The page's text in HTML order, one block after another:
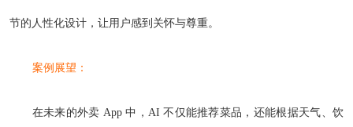
节的人性化设计，让用户感到关怀与尊重。
案例展望：
在未来的外卖 App 中，AI 不仅能推荐菜品，还能根据天气、饮